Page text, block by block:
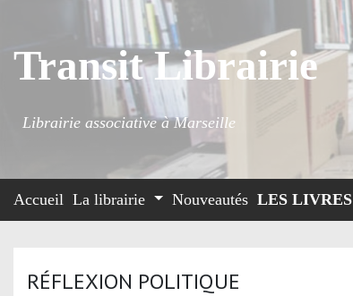
Transit Librairie
Librairie associative à Marseille
Accueil La librairie Nouveautés LES LIVRES
RÉFLEXION POLITIQUE